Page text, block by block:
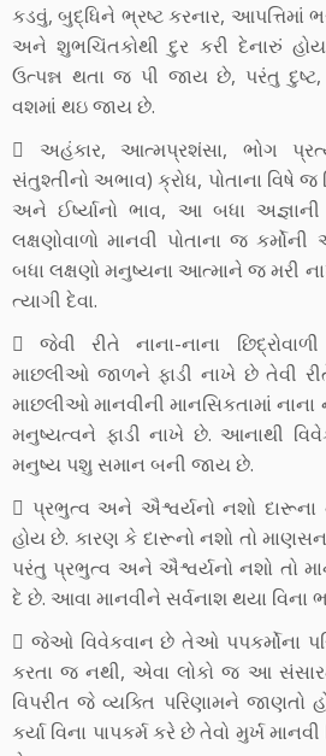
કડવું, બુદ્ધિને ભ્રષ્ટ કરનાર, આપત્તિમાં
અને શુભચિંતકોથી દુર કરી દેનારું
ઉત્પન્ન થતા જ પી જાય છે, પરંતુ
વશમાં થઇ જાય છે.
 અહંકાર, આત્મપ્રશંસા, ભોગ
સંતુશ્તીનો અભાવ) ક્રોધ, પોતાના વિષે
અને ઈર્ષ્યાનો ભાવ, આ બધા અજ્ઞાની
લક્ષણોવાળો માનવી પોતાના જ
બધા લક્ષણો મનુષ્યના આત્માને જ મરી
ત્યાગી દેવા.
 જેવી રીતે નાના-નાના
માછલીઓ જાળને ફાડી નાખે છે તેવી
માછલીઓ માનવીની માનસિકતામાં નાના
મનુષ્યત્વને ફાડી નાખે છે. આનાથી
મનુષ્ય પશુ સમાન બની જાય છે.
 પ્રભુત્વ અને ઐશ્વર્યનો નશો
હોય છે. કારણ કે દારૂનો નશો તો
પરંતુ પ્રભુત્વ અને ઐશ્વર્યનો નશો તો
દે છે. આવા માનવીને સર્વનાશ થયા
 જેઓ વિવેકવાન છે તેઓ પપકર્મોના
કરતા જ નથી, એવા લોકો જ આ
વિપરીત જે વ્યક્તિ પરિણામને જાણતો
કર્યા વિના પાપકર્મ કરે છે તેવો મુર્ખ